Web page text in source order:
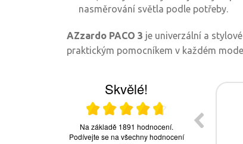
nasměrování světla podle potřeby.
AZzardo PACO 3 je univerzální a
praktickým pomocníkem v každém